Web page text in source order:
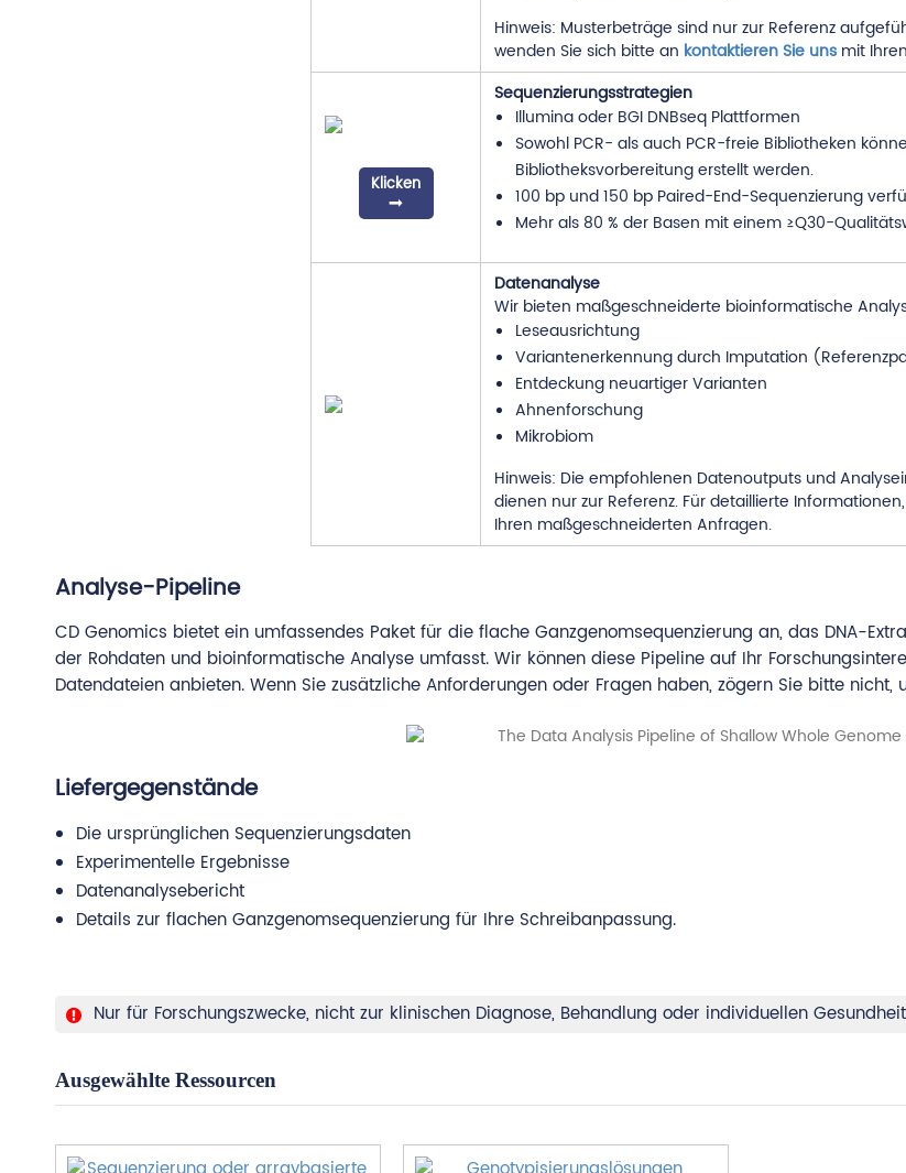
Hinweis: Musterbeträge sind nur zur Referenz
wenden Sie sich bitte an kontaktieren Sie unsmit
Klicken
Sequenzierungsstrategien
Illumina oder BGI DNBseq Plattformen
Sowohl PCR- als auch PCR-freie Bibliotheken
Bibliotheksvorbereitung erstellt werden.
100 bp und 150 bp Paired-End-Sequenzierung
Mehr als 80 % der Basen mit einem ≥Q30-
Datenanalyse
Wir bieten maßgeschneiderte bioinformatische
Leseausrichtung
Variantenerkennung durch Imputation
Entdeckung neuartiger Varianten
Ahnenforschung
Mikrobiom
Hinweis: Die empfohlenen Datenoutputs und
dienen nur zur Referenz. Für detaillierte
Ihren maßgeschneiderten Anfragen.
Analyse-Pipeline
CD Genomics bietet ein umfassendes Paket für die flache Ganzgenomsequenzierung an, das DNA-
der Rohdaten und bioinformatische Analyse umfasst. Wir können diese Pipeline auf Ihr
Datendateien anbieten. Wenn Sie zusätzliche Anforderungen oder Fragen haben, zögern Sie bitte nicht,
Liefergegenstände
Die ursprünglichen Sequenzierungsdaten
Experimentelle Ergebnisse
Datenanalysebericht
Details zur flachen Ganzgenomsequenzierung für Ihre Schreibanpassung.
Nur für Forschungszwecke, nicht zur klinischen Diagnose, Behandlung oder individuellen
Ausgewählte Ressourcen